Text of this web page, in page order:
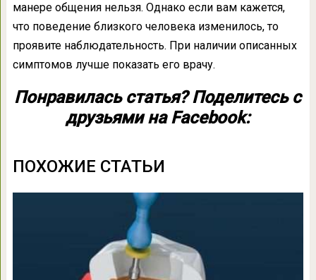
манере общения нельзя. Однако если вам кажется,
что поведение близкого человека изменилось, то
проявите наблюдательность. При наличии описанных
симптомов лучше показать его врачу.
Понравилась статья? Поделитесь с
друзьями на Facebook:
ПОХОЖИЕ СТАТЬИ